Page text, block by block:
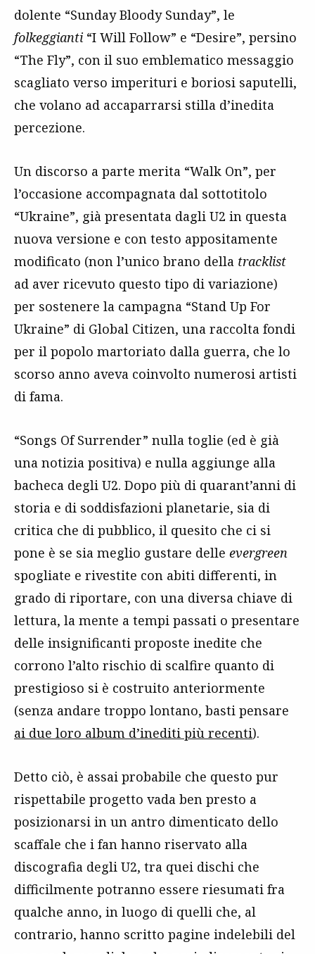
dolente “Sunday Bloody Sunday”, le
folkeggianti “I Will Follow” e “Desire”, persino
“The Fly”, con il suo emblematico messaggio
scagliato verso imperituri e boriosi saputelli,
che volano ad accaparrarsi stilla d’inedita
percezione.
Un discorso a parte merita “Walk On”, per
l’occasione accompagnata dal sottotitolo
“Ukraine”, già presentata dagli U2 in questa
nuova versione e con testo appositamente
modificato (non l’unico brano della tracklist
ad aver ricevuto questo tipo di variazione)
per sostenere la campagna “Stand Up For
Ukraine” di Global Citizen, una raccolta fondi
per il popolo martoriato dalla guerra, che lo
scorso anno aveva coinvolto numerosi artisti
di fama.
“Songs Of Surrender” nulla toglie (ed è già
una notizia positiva) e nulla aggiunge alla
bacheca degli U2. Dopo più di quarant’anni di
storia e di soddisfazioni planetarie, sia di
critica che di pubblico, il quesito che ci si
pone è se sia meglio gustare delle evergreen
spogliate e rivestite con abiti differenti, in
grado di riportare, con una diversa chiave di
lettura, la mente a tempi passati o presentare
delle insignificanti proposte inedite che
corrono l’alto rischio di scalfire quanto di
prestigioso si è costruito anteriormente
(senza andare troppo lontano, basti pensare
ai due loro album d’inediti più recenti).
Detto ciò, è assai probabile che questo pur
rispettabile progetto vada ben presto a
posizionarsi in un antro dimenticato dello
scaffale che i fan hanno riservato alla
discografia degli U2, tra quei dischi che
difficilmente potranno essere riesumati fra
qualche anno, in luogo di quelli che, al
contrario, hanno scritto pagine indelebili del